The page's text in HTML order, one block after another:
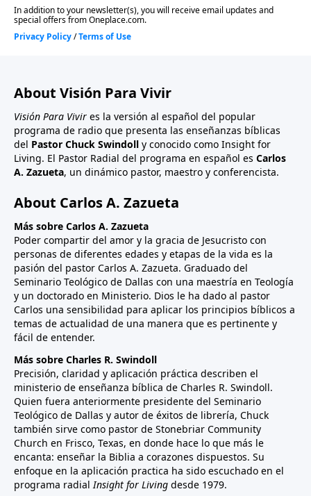
About Visión Para Vivir
Visión Para Vivir es la versión al español del popular
programa de radio que presenta las enseñanzas bíblicas
del Pastor Chuck Swindoll y conocido como Insight for
Living. El Pastor Radial del programa en español es Carlos
A. Zazueta, un dinámico pastor, maestro y conferencista.
About Carlos A. Zazueta
Más sobre Carlos A. Zazueta
Poder compartir del amor y la gracia de Jesucristo con
personas de diferentes edades y etapas de la vida es la
pasión del pastor Carlos A. Zazueta. Graduado del
Seminario Teológico de Dallas con una maestría en Teología
y un doctorado en Ministerio. Dios le ha dado al pastor
Carlos una sensibilidad para aplicar los principios bíblicos a
temas de actualidad de una manera que es pertinente y
fácil de entender.
Más sobre Charles R. Swindoll
Precisión, claridad y aplicación práctica describen el
ministerio de enseñanza bíblica de Charles R. Swindoll.
Quien fuera anteriormente presidente del Seminario
Teológico de Dallas y autor de éxitos de librería, Chuck
también sirve como pastor de Stonebriar Community
Church en Frisco, Texas, en donde hace lo que más le
encanta: enseñar la Biblia a corazones dispuestos. Su
enfoque en la aplicación practica ha sido escuchado en el
programa radialInsight for Living desde 1979.